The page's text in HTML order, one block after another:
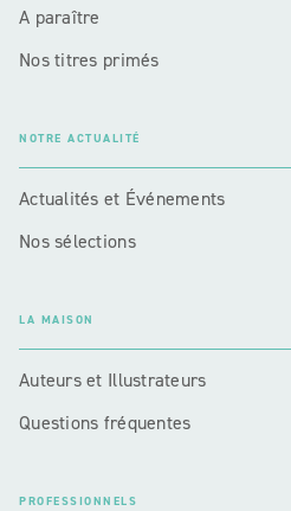
A paraître
Nos titres primés
NOTRE ACTUALITÉ
Actualités et Événements
Nos sélections
LA MAISON
Auteurs et Illustrateurs
Questions fréquentes
PROFESSIONNELS